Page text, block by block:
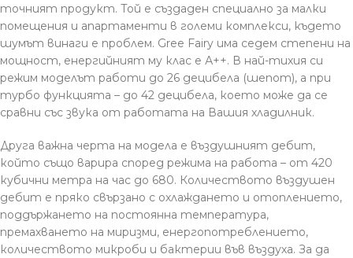
точният продукт. Той е създаден специално за малки
помещения и апартаменти в големи комплекси, където
шумът винаги е проблем. Gree Fairy има седем степени на
мощност, енергийният му клас е А++. В най-тихия си
режим моделът работи до 26 децибела (шепот), а при
турбо функцията – до 42 децибела, което може да се
сравни със звука от работата на Вашия хладилник.
Друга важна черта на модела е въздушният дебит,
който също варира според режима на работа – от 420
кубични метра на час до 680. Количеството въздушен
дебит е пряко свързано с охлаждането и отоплението,
поддържането на постоянна температура,
премахването на миризми, енергопотреблението,
количеството микроби и бактерии във въздуха. За да